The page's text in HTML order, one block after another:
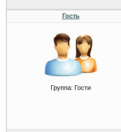
Гость
Группа: Гости